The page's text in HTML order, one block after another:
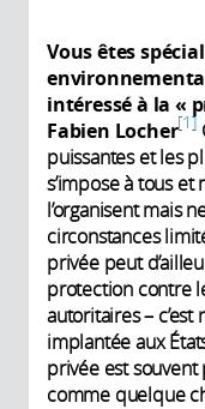
Vous êtes
intéressé à la «
Fabien Locher 1
puissantes et les
s’impose à tous
l’organisent mais
circonstances
privée peut
protection contre
autoritaires –
implantée aux
privée est
comme quelque